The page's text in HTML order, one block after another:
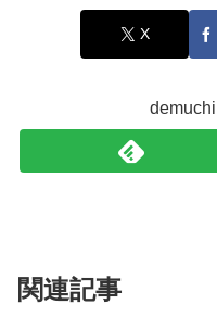
X
関連記事